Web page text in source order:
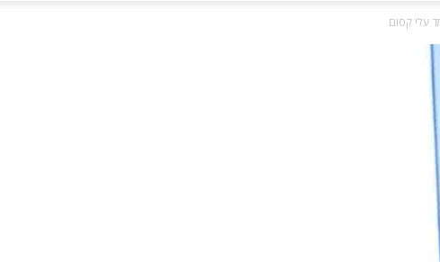
עלי קסום